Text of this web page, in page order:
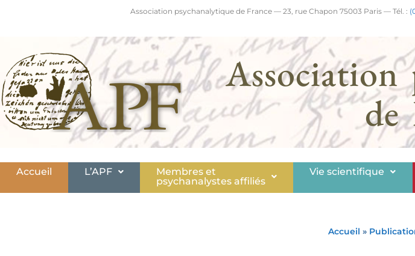
Association psychanalytique de France — 23, rue Chapon 75003 Paris — Tél. :
Association
de
Accueil L’APF
Membres et
psychanalystes affiliés
Vie scientifique
Accueil »